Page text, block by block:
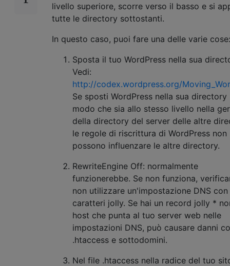
livello superiore, scorre verso il basso e si
tutte le directory sottostanti.
In questo caso, puoi fare una delle varie cose:
Sposta il tuo WordPress nella sua
Vedi:
http://codex.wordpress.org/
Se sposti WordPress nella sua directory
modo che sia allo stesso livello nella
della directory del server delle altre
le regole di riscrittura di WordPress non
possono influenzare le altre directory.
RewriteEngine Off: normalmente
funzionerebbe. Se non funziona,
non utilizzare un'impostazione DNS con
caratteri jolly. Se hai un record jolly *
host che punta al tuo server web nelle
impostazioni DNS, può causare danni
.htaccess e sottodomini.
Nel file .htaccess nella radice del tuo